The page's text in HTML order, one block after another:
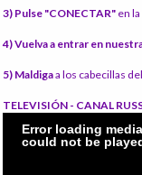
3) Pulse "CONECTAR" en
4) Vuelva a entrar en
5) Maldigaa los cabecillas
TELEVISIÓN - CANAL